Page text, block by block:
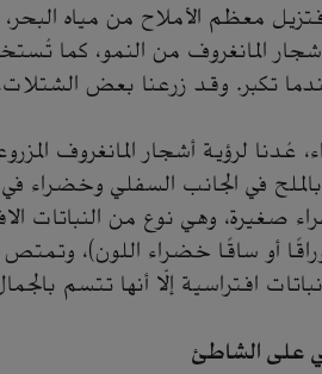
معظم الأملاح من مياه
المانغروف من النمو، كما
تكبر. وقد زرعنا بعض
عُدنا لرؤية أشجار المانغروف
في الجانب السفلي وخضراء
صغيرة، وهي نوع من النباتات
أو ساقًا خضراء اللون)، وتمتص
افتراسية إلّا أنها تتسم
على الشاطئ